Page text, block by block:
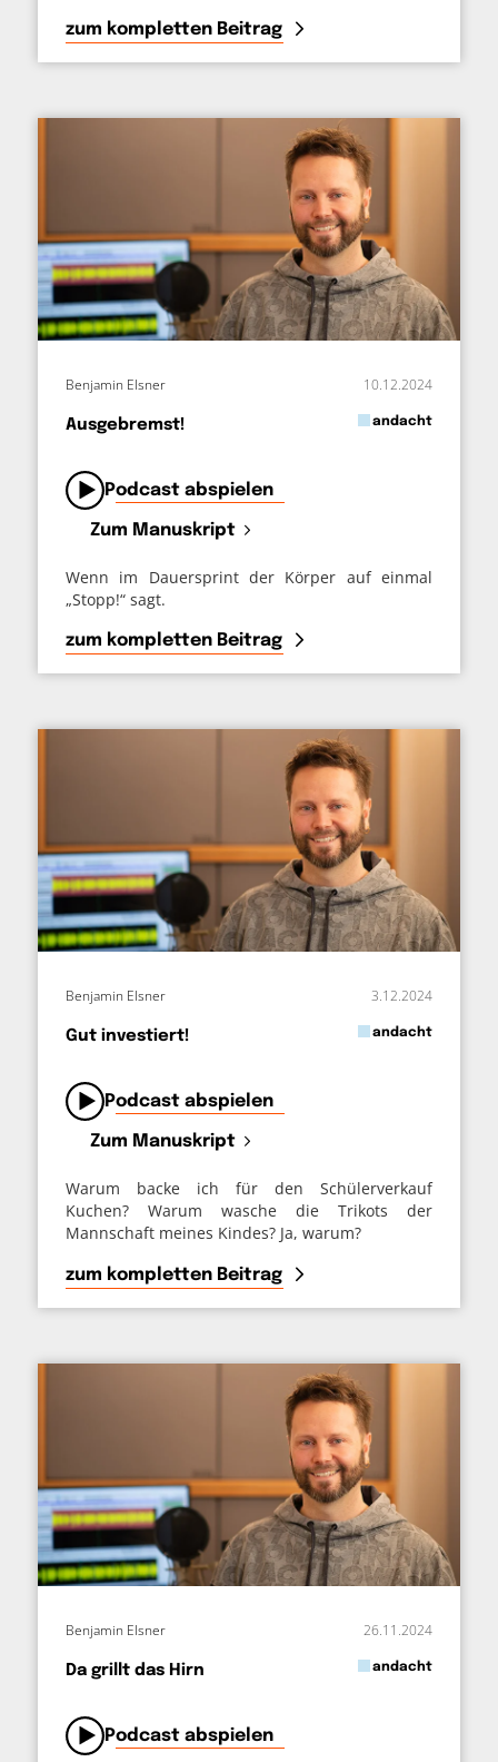
zum kompletten Beitrag
Ausgebremst!
10.12.2024
inandacht
Benjamin Elsner
Podcast abspielen
Zum Manuskript
Wenn im Dauersprint der Körper auf einmal
„Stopp!“ sagt.
zum kompletten Beitrag
Gut investiert!
3.12.2024
inandacht
Benjamin Elsner
Podcast abspielen
Zum Manuskript
Warum backe ich für den Schülerverkauf
Kuchen? Warum wasche die Trikots der
Mannschaft meines Kindes? Ja, warum?
zum kompletten Beitrag
Da grillt das Hirn
26.11.2024
inandacht
Benjamin Elsner
Podcast abspielen